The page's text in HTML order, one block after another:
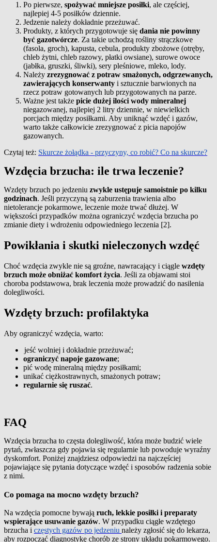
Po pierwsze, spożywać mniejsze posiłki, ale częściej,
najlepiej 4-5 posiłków dziennie.
Jedzenie należy dokładnie przeżuwać.
Produkty, z których przygotowuje się dania nie powinny
być gazotwórcze. Za takie uchodzą rośliny strączkowe
(fasola, groch), kapusta, cebula, produkty zbożowe (otręby,
chleb żytni, chleb razowy, płatki owsiane), surowe owoce
(jabłka, gruszki, śliwki), sery pleśniowe, mleko, lody.
Należy zrezygnować z potraw smażonych, odgrzewanych,
zawierających konserwanty i sztucznie barwionych na
rzecz potraw gotowanych lub przygotowanych na parze.
Ważne jest także picie dużej ilości wody mineralnej
niegazowanej, najlepiej 2 litry dziennie, w niewielkich
porcjach między posiłkami. Aby uniknąć wzdęć i gazów,
warto także całkowicie zrezygnować z picia napojów
gazowanych.
Czytaj też: Skurcze żołądka - przyczyny, co robić? Co na skurcze?
Wzdęcia brzucha: ile trwa leczenie?
Wzdęty brzuch po jedzeniu zwykle ustępuje samoistnie po kilku
godzinach. Jeśli przyczyną są zaburzenia trawienia albo
nietolerancje pokarmowe, leczenie może trwać dłużej. W
większości przypadków można ograniczyć wzdęcia brzucha po
zmianie diety i wdrożeniu odpowiedniego leczenia [2].
Powikłania i skutki nieleczonych wzdęć
Choć wzdęcia zwykle nie są groźne, nawracający i ciągle wzdęty
brzuch może obniżać komfort życia. Jeśli za objawami stoi
choroba podstawowa, brak leczenia może prowadzić do nasilenia
dolegliwości.
Wzdęty brzuch: profilaktyka
Aby ograniczyć wzdęcia, warto:
jeść wolniej i dokładnie przeżuwać;
ograniczyć napoje gazowane;
pić wodę mineralną między posiłkami;
unikać ciężkostrawnych, smażonych potraw;
regularnie się ruszać.
FAQ
Wzdęcia brzucha to częsta dolegliwość, która może budzić wiele
pytań, zwłaszcza gdy pojawia się regularnie lub powoduje wyraźny
dyskomfort. Poniżej znajdziesz odpowiedzi na najczęściej
pojawiające się pytania dotyczące wzdęć i sposobów radzenia sobie
z nimi.
Co pomaga na mocno wzdęty brzuch?
Na wzdęcia pomocne bywają ruch, lekkie posiłki i preparaty
wspierające usuwanie gazów. W przypadku ciągłe wzdętego
brzucha i częstych gazów po jedzeniu należy zgłosić się do lekarza,
aby rozpocząć diagnostykę chorób ze strony układu pokarmowego.